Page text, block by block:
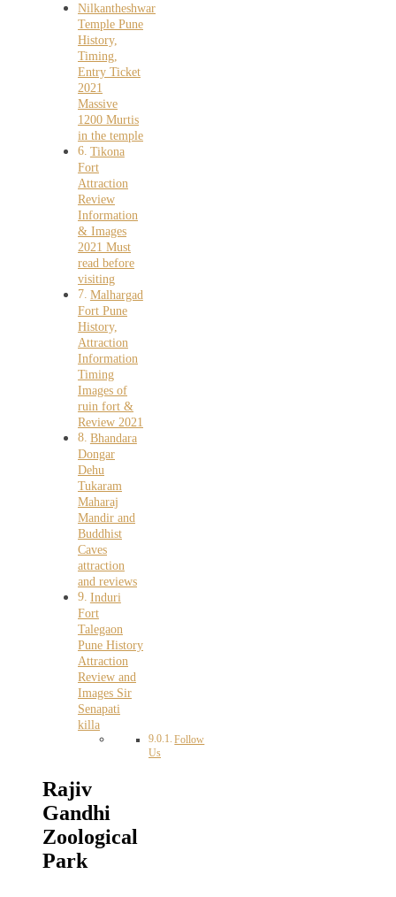
Nilkantheshwar
Temple Pune
History,
Timing,
Entry Ticket
2021
Massive
1200 Murtis
in the temple
Tikona
Fort
Attraction
Review
Information
& Images
2021 Must
read before
visiting
Malhargad
Fort Pune
History,
Attraction
Information
Timing
Images of
ruin fort &
Review 2021
Bhandara
Dongar
Dehu
Tukaram
Maharaj
Mandir and
Buddhist
Caves
attraction
and reviews
Induri
Fort
Talegaon
Pune History
Attraction
Review and
Images Sir
Senapati
killa
Follow
Us
Rajiv
Gandhi
Zoological
Park